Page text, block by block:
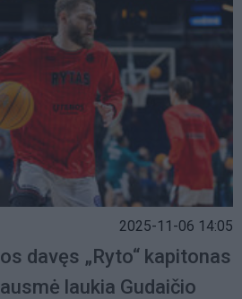
2025-11-06 14:05
davęs „Ryto“ kapitonas
laukia Gudaičio